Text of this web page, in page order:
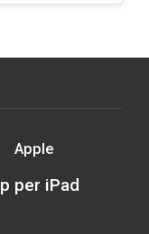
Apple
per iPad